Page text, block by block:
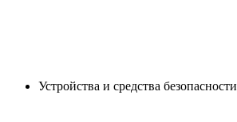
Устройства и средства безопасности